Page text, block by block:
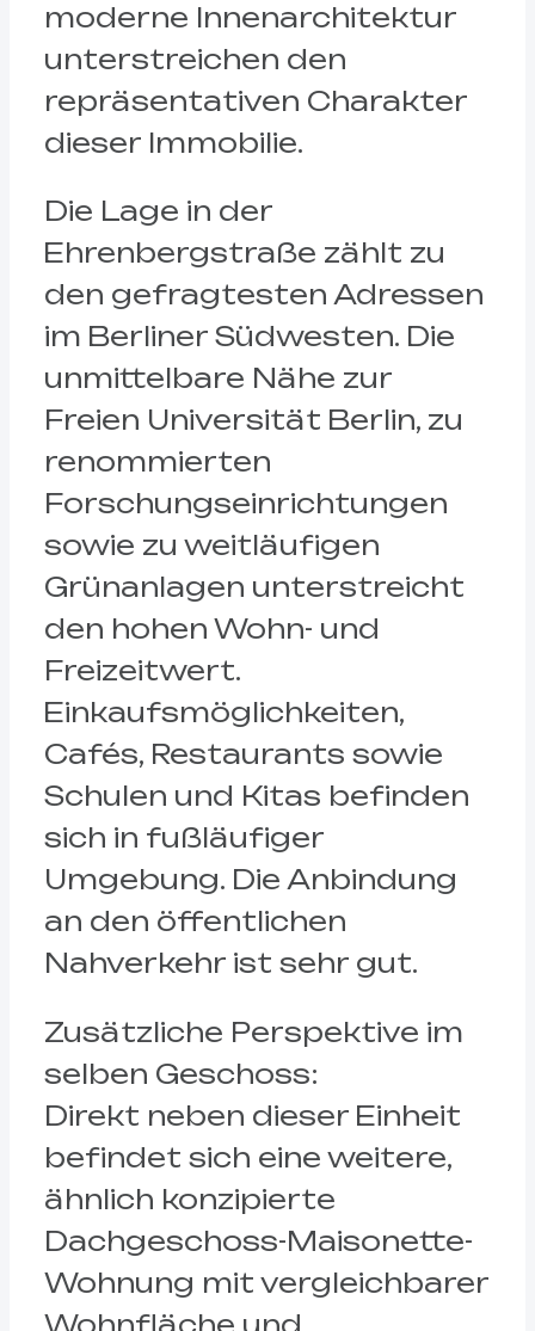
moderne Innenarchitektur
unterstreichen den
repräsentativen Charakter
dieser Immobilie.
Die Lage in der
Ehrenbergstraße zählt zu
den gefragtesten Adressen
im Berliner Südwesten. Die
unmittelbare Nähe zur
Freien Universität Berlin, zu
renommierten
Forschungseinrichtungen
sowie zu weitläufigen
Grünanlagen unterstreicht
den hohen Wohn- und
Freizeitwert.
Einkaufsmöglichkeiten,
Cafés, Restaurants sowie
Schulen und Kitas befinden
sich in fußläufiger
Umgebung. Die Anbindung
an den öffentlichen
Nahverkehr ist sehr gut.
Zusätzliche Perspektive im
selben Geschoss:
Direkt neben dieser Einheit
befindet sich eine weitere,
ähnlich konzipierte
Dachgeschoss-Maisonette-
Wohnung mit vergleichbarer
Wohnfläche und